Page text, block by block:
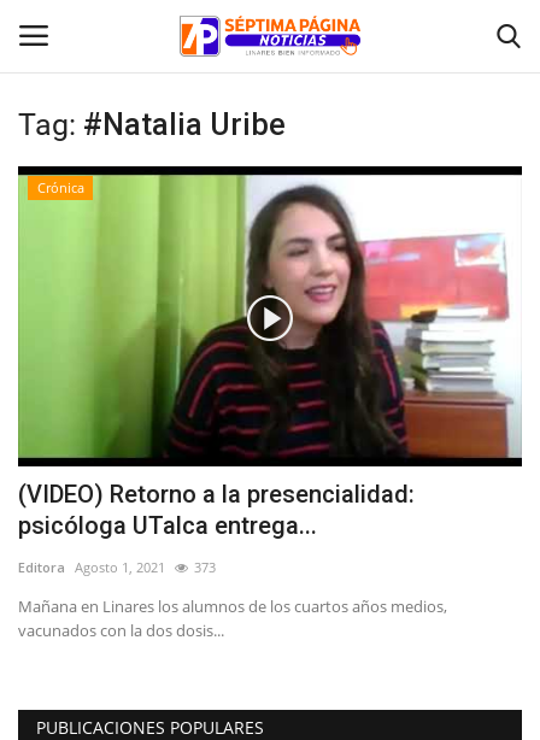
Inicio
Política
Espectáculos
Tag: #Natalia Uribe
Crónica
(VIDEO) Retorno a la presencialidad:
psicóloga UTalca entrega...
Editora Agosto 1, 2021 373
Mañana en Linares los alumnos de los cuartos años medios,
vacunados con la dos dosis...
PUBLICACIONES POPULARES